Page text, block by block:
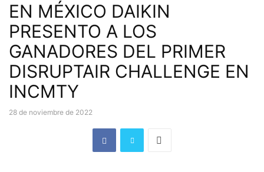
EN MÉXICO DAIKIN
PRESENTO A LOS
GANADORES DEL PRIMER
DISRUPTAIR CHALLENGE EN
INCMTY
28 de noviembre de 2022